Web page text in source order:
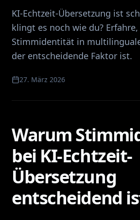
KI-Echtzeit-Übersetzung ist
klingt es noch wie du?
Stimmidentität in
der entscheidende Faktor ist.
27. März 2026
Warum
bei KI-Echtzeit-
Übersetzung
entscheidend